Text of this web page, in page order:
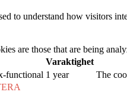
to understand how visitors
are those that are being
Varaktighet
functional 1 year
The